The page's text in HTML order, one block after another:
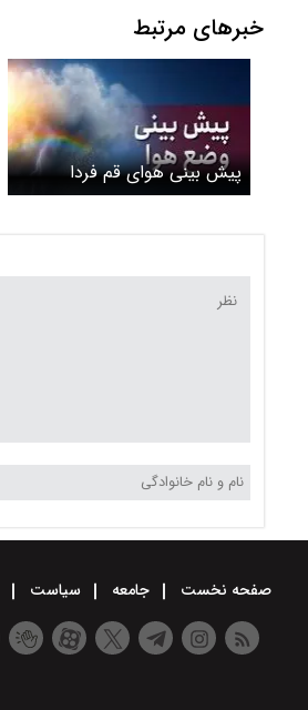
خبرهای مرتبط
پیش بینی هوای قم فردا
یکشنبه ۱۷ خرداد/ وزش و باد و
صفحه نخست جامعه سیاست